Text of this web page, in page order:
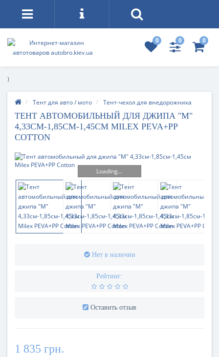
0 0 0
)
Тент для авто / мото Тент-чехол для внедорожника
ТЕНТ АВТОМОБИЛЬНЫЙ ДЛЯ ДЖИПА "M"
4,33СМ-1,85СМ-1,45СМ MILEX PEVA+PP
COTTON
Loading...
Нет в наличии
Рейтинг:
Оставить отзыв
1 835 грн.